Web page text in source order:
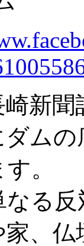
新
ダム
。
なる
家、